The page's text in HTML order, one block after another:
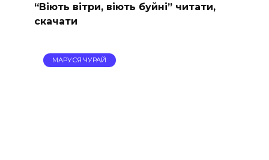
“Віють вітри, віють буйні” читати,
скачати
МАРУСЯ ЧУРАЙ